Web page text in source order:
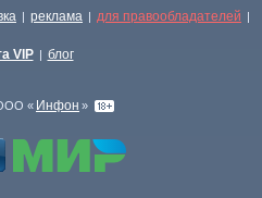
| реклама | для правообладателей |
VIP | блог
« Инфон »